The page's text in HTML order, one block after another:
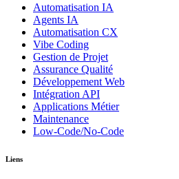
Automatisation IA
Agents IA
Automatisation CX
Vibe Coding
Gestion de Projet
Assurance Qualité
Développement Web
Intégration API
Applications Métier
Maintenance
Low-Code/No-Code
Liens